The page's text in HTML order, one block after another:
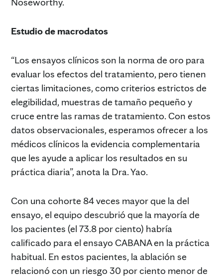
Estudio de macrodatos
“Los ensayos clínicos son la norma de oro para
evaluar los efectos del tratamiento, pero tienen
ciertas limitaciones, como criterios estrictos de
elegibilidad, muestras de tamaño pequeño y
cruce entre las ramas de tratamiento. Con estos
datos observacionales, esperamos ofrecer a los
médicos clínicos la evidencia complementaria
que les ayude a aplicar los resultados en su
práctica diaria”, anota la Dra. Yao.
Con una cohorte 84 veces mayor que la del
ensayo, el equipo descubrió que la mayoría de
los pacientes (el 73.8 por ciento) habría
calificado para el ensayo CABANA en la práctica
habitual. En estos pacientes, la ablación se
relacionó con un riesgo 30 por ciento menor de